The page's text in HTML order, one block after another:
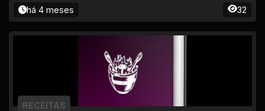
há 4 meses 32
RECEITAS